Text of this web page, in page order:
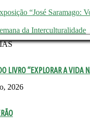
“José Saramago:
da Interculturalidade
LIVRO “EXPLORAR A VIDA
2026